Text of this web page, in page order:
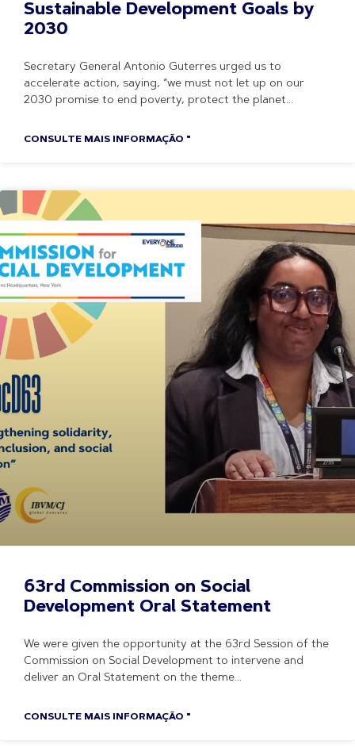
Sustainable Development Goals by
2030
Secretary General Antonio Guterres urged us to
accelerate action, saying, “we must not let up on our
2030 promise to end poverty, protect the planet
CONSULTE MAIS INFORMAÇÃO "
63rd Commission on Social
Development Oral Statement
We were given the opportunity at the 63rd Session of the
Commission on Social Development to intervene and
deliver an Oral Statement on the theme
CONSULTE MAIS INFORMAÇÃO "